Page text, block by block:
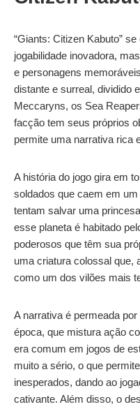
“Giants: Citizen Kabuto”
jogabilidade inovadora,
e personagens
distante e surreal, dividido
Meccaryns, os Sea
facção tem seus próprios
permite uma narrativa rica
A história do jogo gira em
soldados que caem em
tentam salvar uma
esse planeta é habitado
poderosos que têm sua
uma criatura colossal que,
como um dos vilões mais
A narrativa é permeada
época, que mistura ação
era comum em jogos de
muito a sério, o que
inesperados, dando ao
cativante. Além disso, o